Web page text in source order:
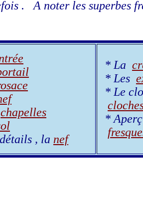
. A noter les superbes
chapelles
, la nef
* La
* Les
* Le
*